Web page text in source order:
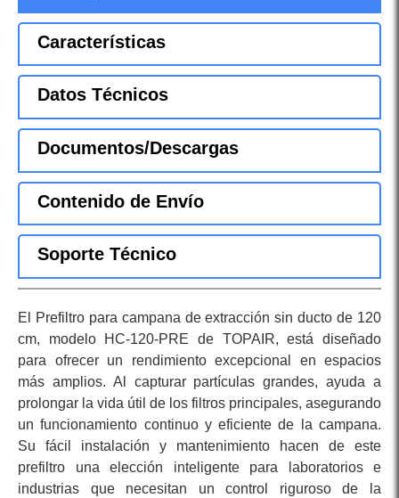
Características
Datos Técnicos
Documentos/Descargas
Contenido de Envío
Soporte Técnico
El Prefiltro para campana de extracción sin ducto de 120
cm, modelo HC-120-PRE de TOPAIR, está diseñado
para ofrecer un rendimiento excepcional en espacios
más amplios. Al capturar partículas grandes, ayuda a
prolongar la vida útil de los filtros principales, asegurando
un funcionamiento continuo y eficiente de la campana.
Su fácil instalación y mantenimiento hacen de este
prefiltro una elección inteligente para laboratorios e
industrias que necesitan un control riguroso de la